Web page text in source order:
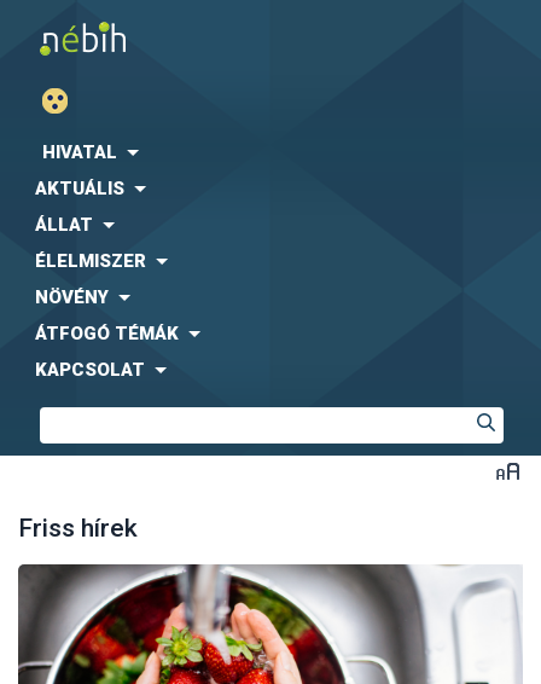
HIVATAL
AKTUÁLIS
ÁLLAT
ÉLELMISZER
NÖVÉNY
ÁTFOGÓ TÉMÁK
KAPCSOLAT
Friss hírek